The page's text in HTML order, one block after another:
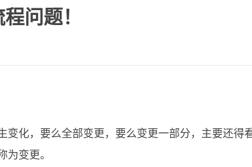
问题！
变化，要么全部变更，要么变更一部分，主要还得
为变更。